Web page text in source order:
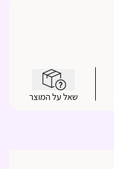
שאל על המוצר